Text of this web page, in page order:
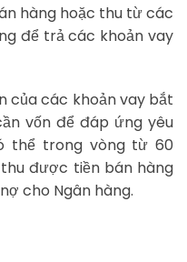
hàng hoặc thu từ các
để trả các khoản vay
của các khoản vay bắt
vốn để đáp ứng yêu
thể trong vòng từ 60
được tiền bán hàng
cho Ngân hàng.